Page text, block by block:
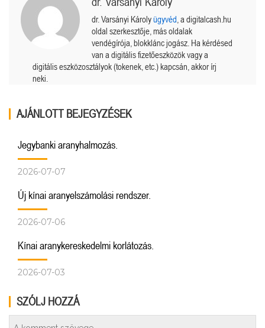
dr. Varsányi Károlyügyvéd , a digitalcash.hu
oldal szerkesztője, más oldalak
vendégírója, blokklánc jogász. Ha kérdésed
van a digitális fizetőeszközök vagy a
digitális eszközosztályok (tokenek, etc.) kapcsán, akkor írj
neki.
AJÁNLOTT BEJEGYZÉSEK
Jegybanki aranyhalmozás.
2026-07-07
Új kínai aranyelszámolási rendszer.
2026-07-06
Kínai aranykereskedelmi korlátozás.
2026-07-03
SZÓLJ HOZZÁ